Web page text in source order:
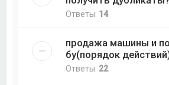
Ответы: 14
продажа машины и
бу(порядок
Ответы: 22